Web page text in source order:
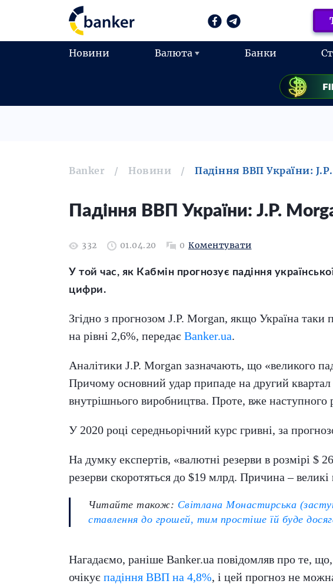
Новини Валюта Банки
Banker Новини Падіння ВВП України:
Падіння ВВП України: J.P.
332 01.04.20 0 Коментувати
У той час, як Кабмін прогнозує падіння
цифри.
Згідно з прогнозом J.P. Morgan, якщо Україна
на рівні 2,6%, передає Banker.ua.
Аналітики J.P. Morgan зазначають, що «великого
Причому основний удар припаде на другий
внутрішнього виробництва. Проте, вже
У 2020 році середньорічний курс гривні, за
На думку експертів, «валютні резерви в розмірі $
резерви скоротяться до $19 млрд. Причина –
Читайте також: Світлана Монастирська
ставлення до грошей, тим простіше їй буде
Нагадаємо, раніше Banker.ua повідомляв про те,
очікує падіння ВВП на 4,8%, і цей прогноз не